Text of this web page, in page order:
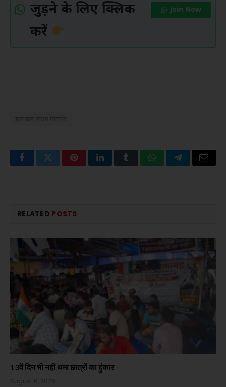
जुड़ने के लिए क्लिक
करें
Join Now
FacebookTwitterPinterestLinkedInTumblrWhatsAppTelegramEmail
RELATED POSTS
13वें दिन भी नहीं थमा छात्रों का हुंकार
August 6, 2026